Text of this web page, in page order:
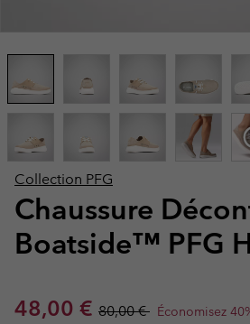
Collection PFG
Chaussure
Boatside™ PFG
Sale price:
48,00 € Regular price:
80,00 € Économisez